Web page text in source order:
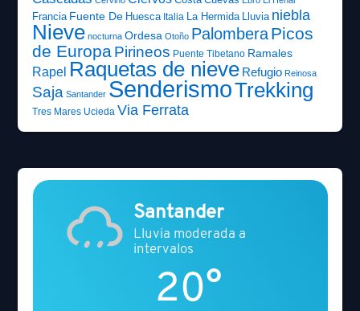
Francia Fuente De Huesca Italia La Hermida Lluvia niebla
Nieve nocturna Ordesa Otoño PalomberaPicos
de EuropaPirineos Puente Tibetano Ramales
Rapel Raquetas de nieve Refugio Reinosa
Saja Santander SenderismoTrekking
Tres Mares Ucieda Via Ferrata
Santander
Lluvia moderada a
intervalos
20°